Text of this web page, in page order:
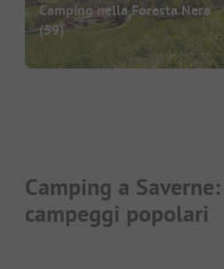
Camping nella Foresta Nera
(59)
Camping a
campeggi popolari